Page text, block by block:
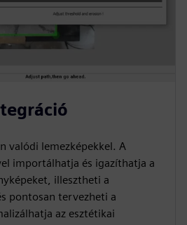
valódi lemezképekkel. A
importálhatja és igazíthatja a
illesztheti a
pontosan tervezheti a
az esztétikai